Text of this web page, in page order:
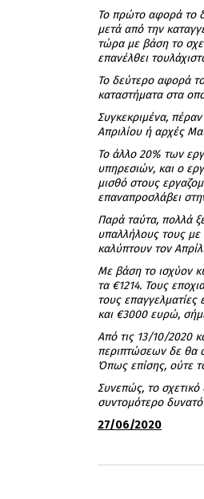
Το πρώτο αφορά το
μετά από την
τώρα με βάση το
επανέλθει
Το δεύτερο αφορά
καταστήματα στα
Συγκεκριμένα,
Απριλίου ή αρχές
Το άλλο 20% των
υπηρεσιών, και ο
μισθό στους
επαναπροσλάβει
Παρά ταύτα, πολλά
υπαλλήλους τους με
καλύπτουν τον
Με βάση το ισχύον
τα €1214. Τους
τους
και €3000 ευρώ,
Από τις 13/10/2020
περιπτώσεων δε θα
Όπως επίσης, ούτε
Συνεπώς, το
συντομότερο
27/06/2020